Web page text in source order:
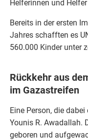
Helferinnen und
Bereits in der ersten
Jahres schafften es
560.000 Kinder unter
Rückkehr aus
im Gazastreifen
Eine Person, die
Younis R. Awadallah.
geboren und